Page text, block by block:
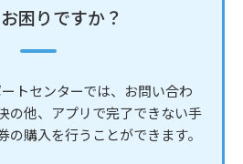
お困りですか？
トセンターでは、お問い合わ
他、 アプリで完了できない手
の購入を行うことができます。